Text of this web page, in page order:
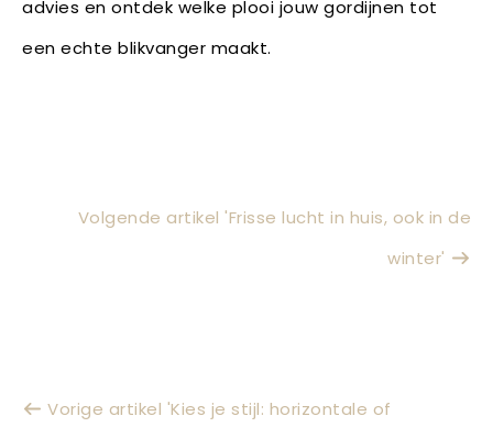
advies en ontdek welke plooi jouw gordijnen tot
een echte blikvanger maakt.
Volgende artikel 'Frisse lucht in huis, ook in de
winter'
Vorige artikel 'Kies je stijl: horizontale of